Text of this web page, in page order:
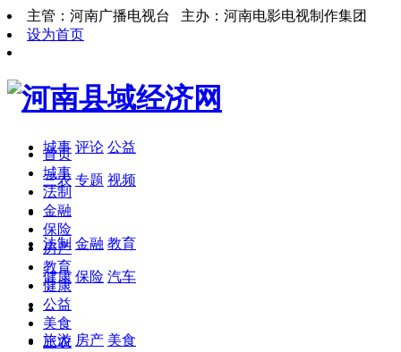
主管：河南广播电视台 主办：河南电影电视制作集团
设为首页
城事 评论 公益
三农 专题 视频
法制 金融 教育
健康 保险 汽车
旅游 房产 美食
首页
城事
法制
金融
保险
房产
教育
健康
公益
美食
三农